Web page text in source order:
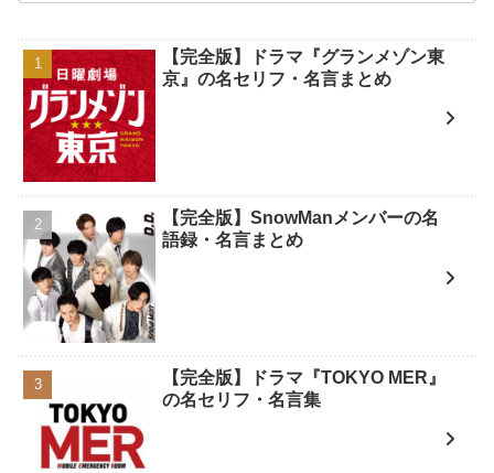
【完全版】ドラマ『グランメゾン東
京』の名セリフ・名言まとめ
【完全版】SnowManメンバーの名
語録・名言まとめ
【完全版】ドラマ『TOKYO MER』
の名セリフ・名言集